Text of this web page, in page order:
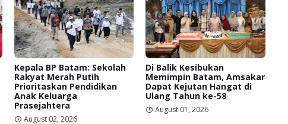
Kepala BP Batam: Sekolah
Rakyat Merah Putih
Prioritaskan Pendidikan
Anak Keluarga
Prasejahtera
August 02, 2026
Di Balik Kesibukan
Memimpin Batam, Amsakar
Dapat Kejutan Hangat di
Ulang Tahun ke-58
August 01, 2026